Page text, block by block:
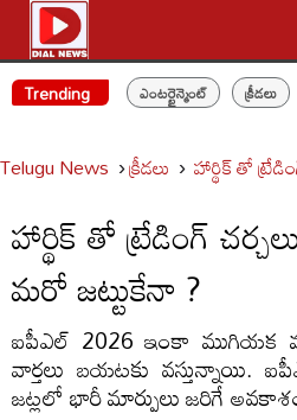
Trending ఎంటర్టైన్మెంట్ క్రీడలు
Telugu News క్రీడలు హార్థిక్ తో
హార్థిక్ తో ట్రేడింగ్
మరో జట్టుకేనా ?
ఐపీఎల్ 2026 ఇంకా ముగియక
వార్తలు బయటకు వస్తున్నాయి.
జట్లలో భారీ మార్పులు జరిగే అవకాశం